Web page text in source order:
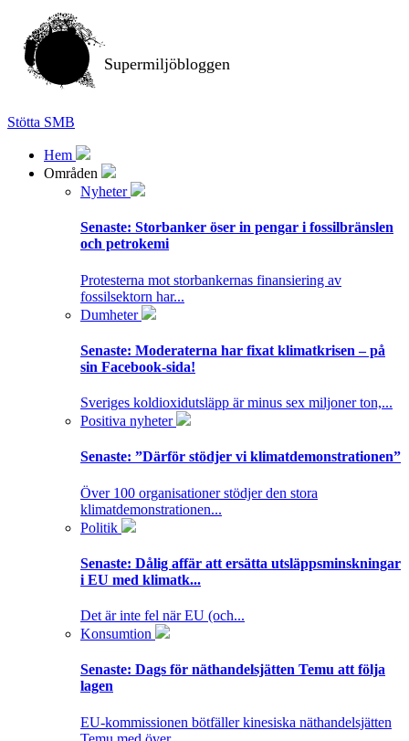
Supermiljöbloggen
Stötta SMB
Hem
Områden
Nyheter
Senaste: Storbanker öser in pengar i fossilbränslen
och petrokemi
Protesterna mot storbankernas finansiering av
fossilsektorn har...
Dumheter
Senaste: Moderaterna har fixat klimatkrisen – på
sin Facebook-sida!
Sveriges koldioxidutsläpp är minus sex miljoner ton,...
Positiva nyheter
Senaste: ”Därför stödjer vi klimatdemonstrationen”
Över 100 organisationer stödjer den stora
klimatdemonstrationen...
Politik
Senaste: Dålig affär att ersätta utsläppsminskningar
i EU med klimatk...
Det är inte fel när EU (och...
Konsumtion
Senaste: Dags för näthandelsjätten Temu att följa
lagen
EU-kommissionen bötfäller kinesiska näthandelsjätten